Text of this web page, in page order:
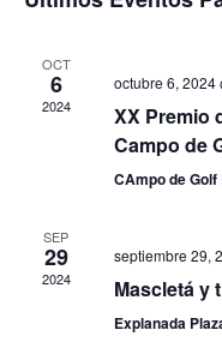
OCT
6
2024
octubre 6, 2024
XX Premio
Campo de
CAmpo de Golf
SEP
29
2024
septiembre 29,
Mascletá y
Explanada